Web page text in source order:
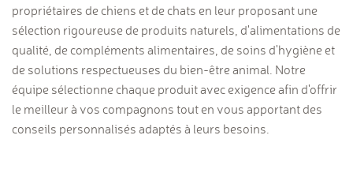
propriétaires de chiens et de chats en leur proposant une
sélection rigoureuse de produits naturels, d'alimentations de
qualité, de compléments alimentaires, de soins d'hygiène et
de solutions respectueuses du bien-être animal. Notre
équipe sélectionne chaque produit avec exigence afin d'offrir
le meilleur à vos compagnons tout en vous apportant des
conseils personnalisés adaptés à leurs besoins.